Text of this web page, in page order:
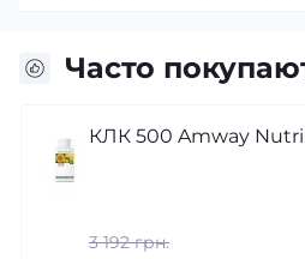
Часто
КЛК 500 Amway
3 192 грн.